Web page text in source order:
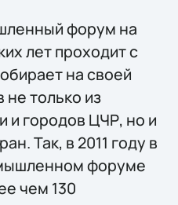
форум на
лет проходит с
на своей
не только из
и городов ЦЧР, но и
Так, в 2011 году в
форуме
чем 130